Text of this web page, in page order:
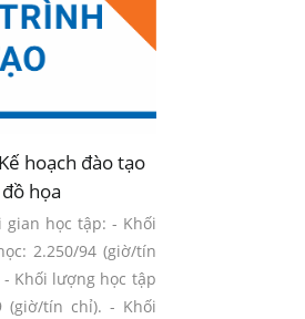
hoạch đào tạo
họa
học tập: - Khối
2.250/94 (giờ/tín
Khối lượng học tập
(giờ/tín chỉ). - Khối